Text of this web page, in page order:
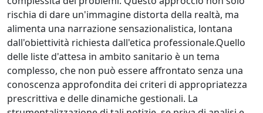
rischia di dare un'immagine distorta della realtà, ma
alimenta una narrazione sensazionalistica, lontana
dall'obiettività richiesta dall'etica professionale.Quello
delle liste d'attesa in ambito sanitario è un tema
complesso, che non può essere affrontato senza una
conoscenza approfondita dei criteri di appropriatezza
prescrittiva e delle dinamiche gestionali. La